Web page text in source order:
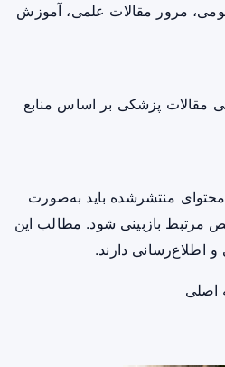
مرور مقالات علمی، آموزش
مقالات پزشکی بر اساس منابع
منتشرشده باید به‌صورت
بازبینی شود. مطالب این
اطلاع‌رسانی دارند.